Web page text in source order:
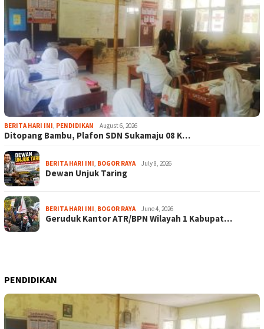
BERITA HARI INI, PENDIDIKAN August 6, 2026
Ditopang Bambu, Plafon SDN Sukamaju 08 K…
BERITA HARI INI, BOGOR RAYA July 8, 2026
Dewan Unjuk Taring
BERITA HARI INI, BOGOR RAYA June 4, 2026
Geruduk Kantor ATR/BPN Wilayah 1 Kabupat…
PENDIDIKAN